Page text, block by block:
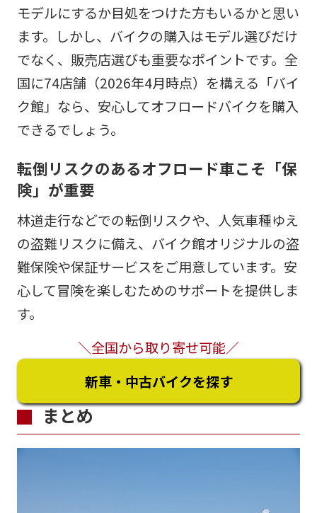
モデルにするか目処をつけた方もいるかと思い
ます。しかし、バイクの購入はモデル選びだけ
でなく、販売店選びも重要なポイントです。全
国に74店舗（2026年4月時点）を構える「バイ
ク館」なら、安心してオフロードバイクを購入
できるでしょう。
転倒リスクのあるオフロード車こそ「保
険」が重要
林道走行などでの転倒リスクや、人気車種ゆえ
の盗難リスクに備え、バイク館オリジナルの盗
難保険や保証サービスをご用意しています。安
心して冒険を楽しむためのサポートを提供しま
す。
＼全国から取り寄せ可能／
新車・中古バイクを探す
まとめ